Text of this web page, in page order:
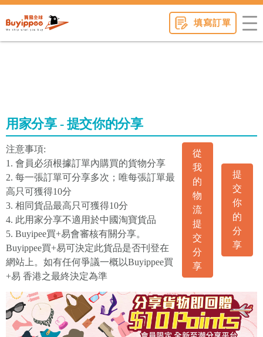
填寫訂單
用家分享 - 提交你的分享
注意事項:
1. 會員必須根據訂單內購買的貨物分享
2. 每一張訂單可分享多次；唯每張訂單最
高只可獲得10分
3. 相同貨品最高只可獲得10分
4. 此用家分享不適用於中國淘寶貨品
5. Buyipee買+易會審核有關分享。
Buyippee買+易可決定此貨品是否刊登在
網站上。如有任何爭議一概以Buyippee買
+易 香港之最終決定為準
從
我
的
物
流
提
交
分
享
提
交
你
的
分
享